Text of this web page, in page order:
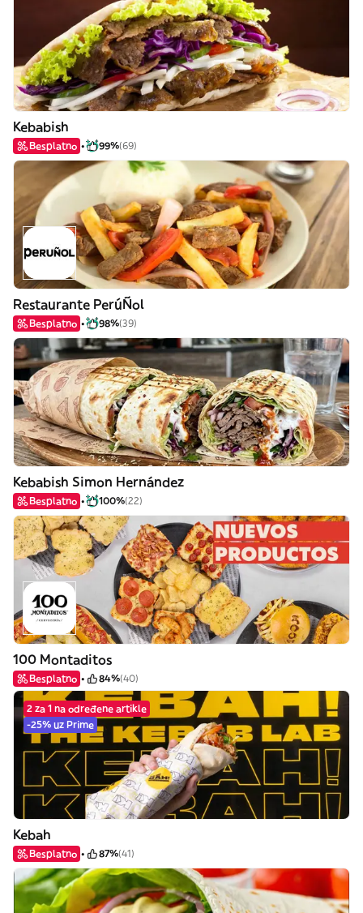
Kebabish
Besplatno 99%(69)
Restaurante PerúÑol
Besplatno 98%(39)
Kebabish Simon Hernández
Besplatno 100%(22)
100 Montaditos
Besplatno 84%(40)
2 za 1 na određene artikle
-25% uz Prime
Kebah
Besplatno 87%(41)